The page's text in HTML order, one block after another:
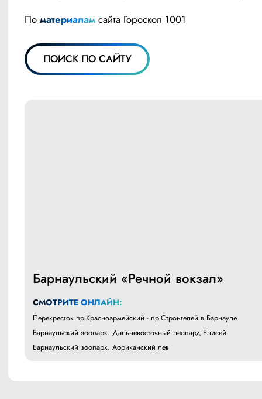
По материалам сайта Гороскоп 1001
ПОИСК ПО САЙТУ
Барнаульский «Речной вокзал»
СМОТРИТЕ ОНЛАЙН:
Перекресток пр.Красноармейский - пр.Строителей в Барнауле
Барнаульский зоопарк. Дальневосточный леопард Елисей
Барнаульский зоопарк. Африканский лев